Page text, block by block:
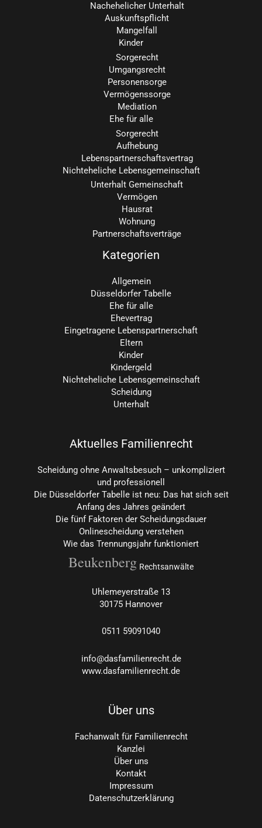
Nachehelicher Unterhalt
Auskunftspflicht
Mangelfall
Kinder
Sorgerecht
Umgangsrecht
Personensorge
Vermögenssorge
Mediation
Ehe für alle
Sorgerecht
Aufhebung
Lebenspartnerschaftsvertrag
Nichteheliche Lebensgemeinschaft
Unterhalt Gemeinschaft
Vermögen
Hausrat
Wohnung
Partnerschaftsverträge
Kategorien
Allgemein
Düsseldorfer Tabelle
Ehe für alle
Ehevertrag
Eingetragene Lebenspartnerschaft
Eltern
Kinder
Kindergeld
Nichteheliche Lebensgemeinschaft
Scheidung
Unterhalt
Aktuelles Familienrecht
Scheidung ohne Anwaltsbesuch – unkompliziert
und professionell
Die Düsseldorfer Tabelle ist neu: Das hat sich seit
Anfang des Jahres geändert
Die fünf Faktoren der Scheidungsdauer
Onlinescheidung verstehen
Wie das Trennungsjahr funktioniert
Beukenberg Rechtsanwälte
Uhlemeyerstraße 13
30175 Hannover
0511 59091040
info@dasfamilienrecht.de
www.dasfamilienrecht.de
Über uns
Fachanwalt für Familienrecht
Kanzlei
Über uns
Kontakt
Impressum
Datenschutzerklärung